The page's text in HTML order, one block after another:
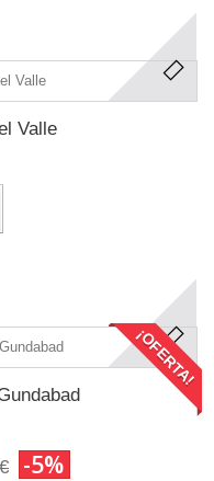
Valle
¡OFERTA!
-5%